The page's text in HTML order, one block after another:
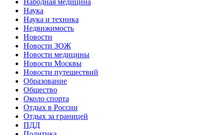
Народная медицина
Наука
Наука и техника
Недвижимость
Новости
Новости ЗОЖ
Новости медицины
Новости Москвы
Новости путешествий
Образование
Общество
Около спорта
Отдых в России
Отдых за границей
ПДД